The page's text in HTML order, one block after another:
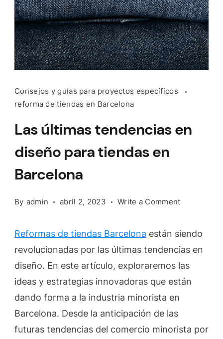
Consejos y guías para proyectos específicos
reforma de tiendas en Barcelona
Las últimas tendencias en
diseño para tiendas en
Barcelona
By admin abril 2, 2023 Write a Commenton
tendencias
en
diseño
para
Reformas de tiendas Barcelona están siendo
revolucionadas por las últimas tendencias en
diseño. En este artículo, exploraremos las
ideas y estrategias innovadoras que están
dando forma a la industria minorista en
Barcelona. Desde la anticipación de las
futuras tendencias del comercio minorista por